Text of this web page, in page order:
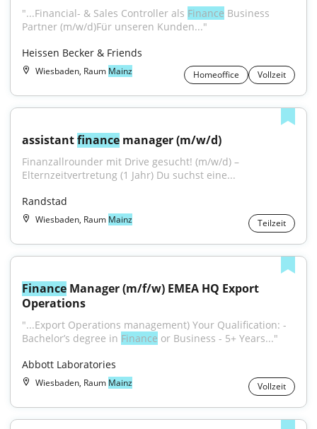
"...Financial- & Sales Controller als Finance Business
Partner (m/w/d)Für unseren Kunden..."
Heissen Becker & Friends
Wiesbaden, Raum Mainz Homeoffice Vollzeit
assistant finance manager (m/w/d)
Finanzallrounder mit Drive gesucht! (m/w/d) –
Elternzeitvertretung (1 Jahr) Du suchst eine...
Randstad
Wiesbaden, Raum Mainz Teilzeit
Finance Manager (m/f/w) EMEA HQ Export
Operations
"...Export Operations management) Your Qualification: -
Bachelor’s degree in Finance or Business - 5+ Years..."
Abbott Laboratories
Wiesbaden, Raum Mainz Vollzeit